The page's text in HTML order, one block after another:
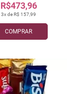
COMPRAR
3x de R$ 157,99
R$473,96